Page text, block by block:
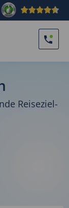
Reiseziel-